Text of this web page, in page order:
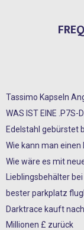
Tassimo Kapseln
WAS IST EINE .P7S-
Edelstahl gebürstet
Wie kann man
Wie wäre es mit
Lieblingsbehälter bei
bester parkplatz
Darktrace kauft
Millionen £ zurück